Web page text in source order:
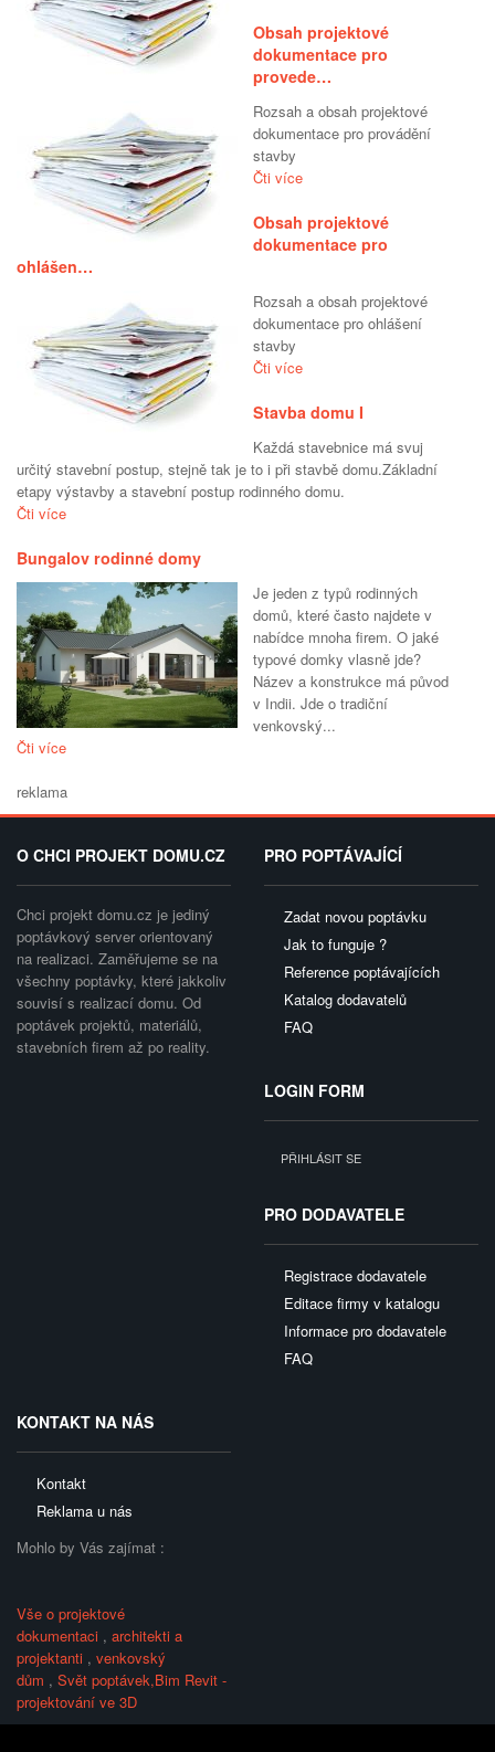
Obsah projektové
dokumentace pro
provede…
Rozsah a obsah projektové
dokumentace pro provádění
stavby
Čti více
Obsah projektové
dokumentace pro
ohlášen…
Rozsah a obsah projektové
dokumentace pro ohlášení
stavby
Čti více
Stavba domu I
Každá stavebnice má svuj
určitý stavební postup, stejně tak je to i při stavbě domu.Základní
etapy výstavby a stavební postup rodinného domu.
Čti více
Bungalov rodinné domy
Je jeden z typů rodinných
domů, které často najdete v
nabídce mnoha firem. O jaké
typové domky vlasně jde?
Název a konstrukce má původ
v Indii. Jde o tradiční
venkovský...
Čti více
reklama
O CHCI PROJEKT DOMU.CZ
Chci projekt domu.cz je jediný
poptávkový server orientovaný
na realizaci. Zaměřujeme se na
všechny poptávky, které jakkoliv
souvisí s realizací domu. Od
poptávek projektů, materiálů,
stavebních firem až po reality.
PRO POPTÁVAJÍCÍ
Zadat novou poptávku
Jak to funguje ?
Reference poptávajících
Katalog dodavatelů
FAQ
LOGIN FORM
PŘIHLÁSIT SE
PRO DODAVATELE
Registrace dodavatele
Editace firmy v katalogu
Informace pro dodavatele
FAQ
KONTAKT NA NÁS
Kontakt
Reklama u nás
Mohlo by Vás zajímat :
Vše o projektové
dokumentaci , architekti a
projektanti , venkovský
dům , Svět poptávek,Bim Revit -
projektování ve 3D